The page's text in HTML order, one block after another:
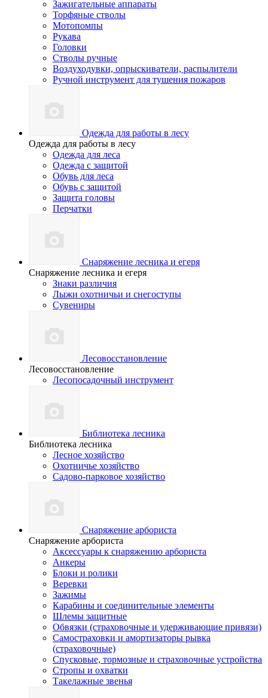
Зажигательные аппараты
Торфяные стволы
Мотопомпы
Рукава
Головки
Стволы ручные
Воздуходувки, опрыскиватели, распылители
Ручной инструмент для тушения пожаров
Одежда для работы в лесу
Одежда для работы в лесу
Одежда для леса
Одежда с защитой
Обувь для леса
Обувь с защитой
Защита головы
Перчатки
Снаряжение лесника и егеря
Снаряжение лесника и егеря
Знаки различия
Лыжи охотничьи и снегоступы
Сувениры
Лесовосстановление
Лесовосстановление
Лесопосадочный инструмент
Библиотека лесника
Библиотека лесника
Лесное хозяйство
Охотничье хозяйство
Садово-парковое хозяйство
Снаряжение арбориста
Снаряжение арбориста
Аксессуары к снаряжению арбориста
Анкеры
Блоки и ролики
Веревки
Зажимы
Карабины и соединительные элементы
Шлемы защитные
Обвязки (страховочные и удерживающие привязи)
Самостраховки и амортизаторы рывка
(страховочные)
Спусковые, тормозные и страховочные устройства
Стропы и охватки
Такелажные звенья